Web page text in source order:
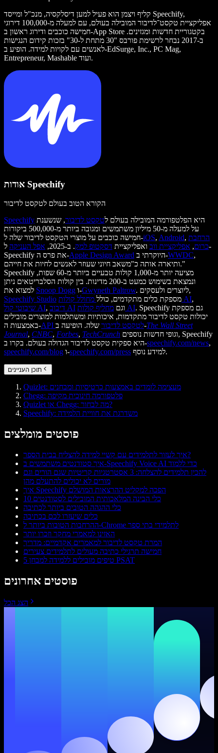
קליף ויצמן הוא פעיל למען דיסלקסיה, מנכ"ל ומייסד Speechify,
אפליקציית טקסט־לדיבור המובילה בעולם, עם למעלה מ-100,000 דירוגי
חמישה כוכבים ודירוג ראשון ב-App Store בקטגוריית חדשות ומגזינים.
ב-2017 נבחר לרשימת פורבס "30 מתחת ל-30" בזכות קידום הנגישות
לאנשים עם לקויות למידה. הופיע ב-EdSurge, Inc., PC Mag,
Entrepreneur, Mashable ועוד.
אודות Speechify
הקורא הטוב בעולם לטקסט לדיבור
Speechify
היא הפלטפורמה המובילה בעולם לטקסט לדיבור, שנשענת
על למעלה מ-50 מיליון משתמשים ומגובה ביותר מ-500,000 ביקורות
חמישה כוכבים על מוצרי הטקסט לדיבור שלה ל-iOS, Android, הרחבת
כרום, אפליקציית ווב ואפליקציית דסקטופ למק. ב-2025, אפל העניקה ל-
Speechify את פרס ה-Apple Design Award היוקרתי ב-WWDC,
ותיארה אותה כ"משאב חיוני שעוזר לאנשים לחיות את חייהם."
Speechify מציעה יותר מ-1,000 קולות טבעיים ביותר מ-60 שפות,
ונמצאת בשימוש כמעט ב-200 מדינות. בין קולות הסלבריטאים ניתן
Snoop Dogg ו-Gwyneth Paltrow
. ליוצרים ולעסקים,
Speechify Studio
מספקת כלים מתקדמים, כולל מחולל קולות AI,
שיבוטי קול AI, דיבוב AI וגם מחליף קולות AI. Speechify גם מספקת
יכולות טקסט לדיבור מתקדמות, איכותיות ומשתלמות למוצרים מובילים
באמצעות ה-
API לטקסט לדיבורשלה. הופיעה ב-The Wall Street
Journal, CNBC, Forbes, TechCrunch
היא ספקית טקסט לדיבור הגדולה בעולם. בקרו ב-speechify.com/news,
speechify.com/blog ו-speechify.com/press למידע נוסף.
תוכן העניינים
Quizlet: מעצימה לומדים באמצעות כרטיסיות ומבחנים
Chegg: פלטפורמה חינוכית מקיפה
Quizlet או Chegg: מה לבחור?
Speechify: משדרגת את חוויית הלמידה
פוסטים מומלצים
איך לעזור לתלמידים עם קשיי למידה להצליח בבית הספר?
איך סטודנטים משתמשים ב-Speechify Voice AI כדי ללמוד
להכין תלמידים להצלחה: 3 אסטרטגיות קריטיות שגם הורים וגם
מורים לא יכולים להתעלם מהן
איך Speechify הפכה למקליט ההרצאות המושלם
10 כלי הבינה המלאכותית המובילים לסטודנטים
כלי ההגהה הטובים ביותר לכתיבה
כלים שיעזרו לכם בכתיבה
ההרחבות הטובות ביותר ל-Chrome לתלמידי בתי ספר
האזינו למאמרי מחקר וזכרו יותר
המרת טקסט לדיבור למאמרים אקדמיים: מדריך
חמישה תרגילי כתיבה מעולים לתלמידים צעירים
5 טיפים מובילים ללמידה למבחן PSAT
פוסטים אחרונים
הצג הכל